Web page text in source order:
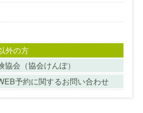
十分に検討し、個人情報を保護す
。
一部の検査を外部の検査会社に委
、
われないように配慮しています。
外の方
協会（協会けんぽ）
予約に関するお問い合わせ